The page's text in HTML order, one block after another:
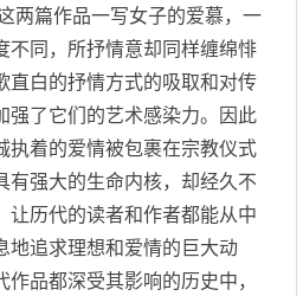
篇作品一写女子的爱慕，一
不同，所抒情意却同样缠绵悱
直白的抒情方式的吸取和对传
强了它们的艺术感染力。因此
执着的爱情被包裹在宗教仪式
有强大的生命内核，却经久不
让历代的读者和作者都能从中
地追求理想和爱情的巨大动
品都深受其影响的历史中，